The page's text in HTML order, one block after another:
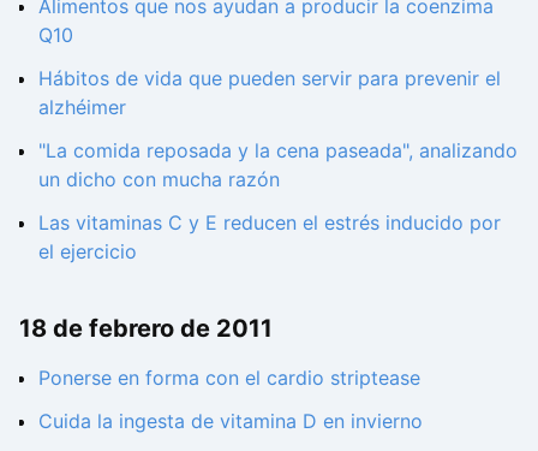
Alimentos que nos ayudan a producir la coenzima
Q10
Hábitos de vida que pueden servir para prevenir el
alzhéimer
"La comida reposada y la cena paseada", analizando
un dicho con mucha razón
Las vitaminas C y E reducen el estrés inducido por
el ejercicio
18 de febrero de 2011
Ponerse en forma con el cardio striptease
Cuida la ingesta de vitamina D en invierno